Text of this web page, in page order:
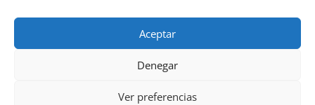
Aceptar
Denegar
Ver preferencias
